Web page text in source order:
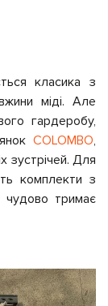
класика з
міді. Але
гардеробу,
COLOMBO,
зустрічей. Для
комплекти з
чудово тримає